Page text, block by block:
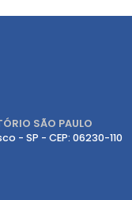
SÃO PAULO
- SP - CEP: 06230-110